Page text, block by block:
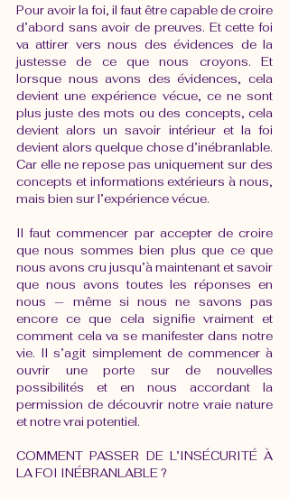
Pour avoir la foi, il faut être capable de croire
d’abord sans avoir de preuves. Et cette foi
va attirer vers nous des évidences de la
justesse de ce que nous croyons. Et
lorsque nous avons des évidences, cela
devient une expérience vécue, ce ne sont
plus juste des mots ou des concepts, cela
devient alors un savoir intérieur et la foi
devient alors quelque chose d’inébranlable.
Car elle ne repose pas uniquement sur des
concepts et informations extérieurs à nous,
mais bien sur l’expérience vécue.
Il faut commencer par accepter de croire
que nous sommes bien plus que ce que
nous avons cru jusqu’à maintenant et savoir
que nous avons toutes les réponses en
nous — même si nous ne savons pas
encore ce que cela signifie vraiment et
comment cela va se manifester dans notre
vie. Il s’agit simplement de commencer à
ouvrir une porte sur de nouvelles
possibilités et en nous accordant la
permission de découvrir notre vraie nature
et notre vrai potentiel.
COMMENT PASSER DE L’INSÉCURITÉ À
LA FOI INÉBRANLABLE ?